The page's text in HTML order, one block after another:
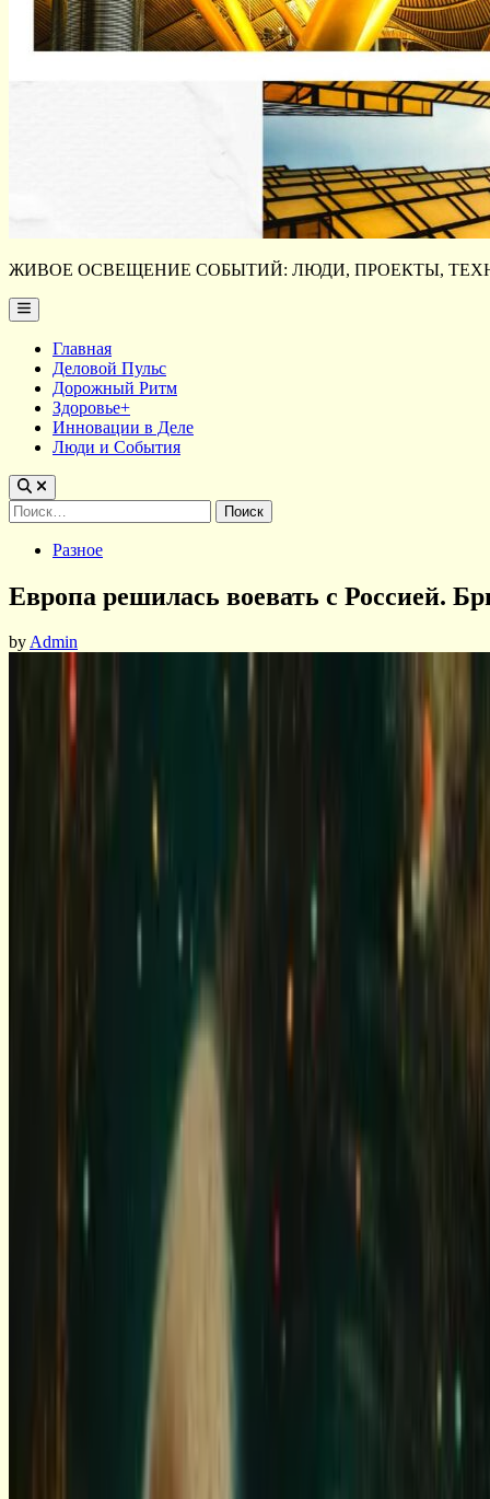
ЖИВОЕ ОСВЕЩЕНИЕ СОБЫТИЙ: ЛЮДИ, ПРОЕКТЫ,
Main
Menu
Главная
Деловой Пульс
Дорожный Ритм
Здоровье+
Инновации в Деле
Люди и События
Найти:
PostedРазное
Европа решилась воевать с Россией.
byAdmin